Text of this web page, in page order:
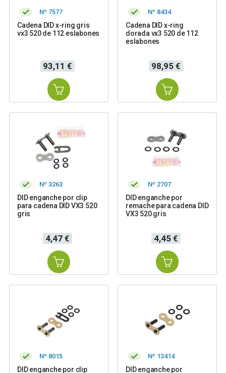
Nº 7577
Cadena DID x-ring gris
vx3 520 de 112 eslabones
Precio
93,11 €
Nº 8434
Cadena DID x-ring
dorada vx3 520 de 112
eslabones
Precio
98,95 €
Nº 3263
DID enganche por clip
para cadena DID VX3 520
gris
Precio
4,47 €
Nº 2707
DID enganche por
remache para cadena DID
VX3 520 gris
Precio
4,45 €
Nº 8015
DID enganche por clip
Nº 13414
DID enganche por